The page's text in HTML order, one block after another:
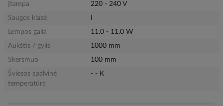
Įtampa
220 - 240 V
Saugos klasė
Lempos galia
11.0 - 11.0 W
Aukštis / gylis
1000 mm
Skersmuo
100 mm
Šviesos spalvinė
temperatūra
- - K